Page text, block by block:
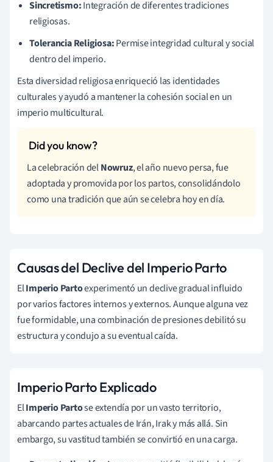
Sincretismo:Integración de diferentes tradiciones
religiosas.
Tolerancia Religiosa:Permise integridad cultural y social
dentro del imperio.
Esta diversidad religiosa enriqueció las identidades
culturales y ayudó a mantener la cohesión social en un
imperio multicultural.
La celebración delNowruz, el año nuevo persa, fue
adoptada y promovida por los partos, consolidándolo
como una tradición que aún se celebra hoy en día.
Causas del Declive del Imperio Parto
ElImperio Partoexperimentó un declive gradual influido
por varios factores internos y externos. Aunque alguna vez
fue formidable, una combinación de presiones debilitó su
estructura y condujo a su eventual caída.
Imperio Parto Explicado
ElImperio Partose extendía por un vasto territorio,
abarcando partes actuales de Irán, Irak y más allá. Sin
embargo, su vastitud también se convirtió en una carga.